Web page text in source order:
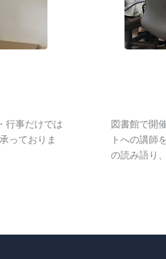
行事だけでは
っておりま
図書館で開
トへの講師
の読み語り